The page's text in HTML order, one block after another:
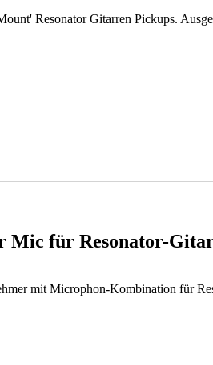
Resonator Gitarren Pickups.
Mic für Resonator-
mit Microphon-Kombination für